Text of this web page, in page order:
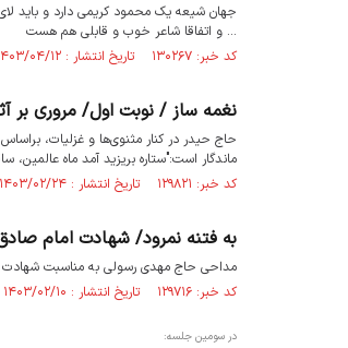
جهان شیعه یک محمود کریمی دارد و باید لای
... و اتفاقا شاعر خوب و قابلی هم هست
کد خبر: ۱۳۰۲۶۷ تاریخ انتشار : ۱۴۰۳/۰۴/۱۲
نغمه ساز / نوبت اول/ مروری بر
حاج حیدر در کنار مثنوی‌ها و غزلیات،
ماندگار است:"ستاره بریزید آمد ماه
کد خبر: ۱۲۹۸۲۱ تاریخ انتشار : ۱۴۰۳/۰۲/۲۴
به فتنه نمرود/ شهادت امام
مداحی حاج مهدی رسولی به مناسبت شهادت
کد خبر: ۱۲۹۷۱۶ تاریخ انتشار : ۱۴۰۳/۰۲/۱۰
در سومین جلسه: